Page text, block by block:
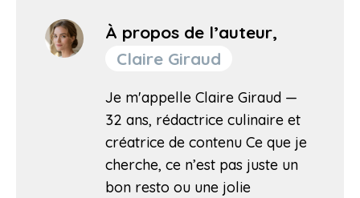
À propos de l’auteur,
Claire Giraud
Je m'appelle Claire Giraud —
32 ans, rédactrice culinaire et
créatrice de contenu Ce que je
cherche, ce n’est pas juste un
bon resto ou une jolie